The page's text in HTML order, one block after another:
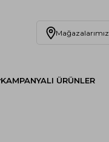
Mağazalarımız
KAMPANYALI ÜRÜNLER